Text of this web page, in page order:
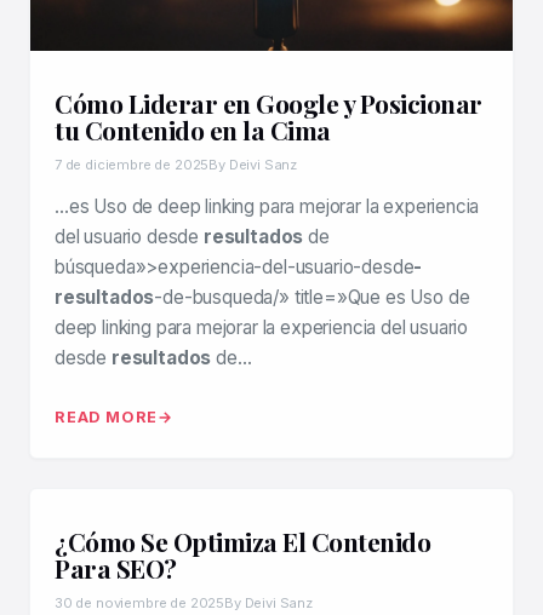
Cómo Liderar en Google y Posicionar
tu Contenido en la Cima
7 de diciembre de 2025By Deivi Sanz
…es Uso de deep linking para mejorar la experiencia
del usuario desde resultados de
búsqueda»>experiencia-del-usuario-desde-
resultados-de-busqueda/» title=»Que es Uso de
deep linking para mejorar la experiencia del usuario
desde resultados de…
READ MORE
¿Cómo Se Optimiza El Contenido
Para SEO?
30 de noviembre de 2025By Deivi Sanz